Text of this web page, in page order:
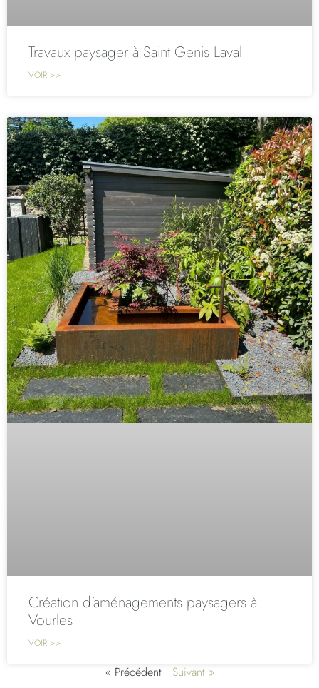
Travaux paysager à Saint Genis Laval
VOIR >>
Création d’aménagements paysagers à
Vourles
VOIR >>
« Précédent Suivant »